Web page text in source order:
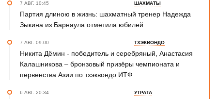
7 АВГ. 10:45 ШАХМАТЫ
Партия длиною в жизнь: шахматный тренер Надежда
Зыкина из Барнаула отметила юбилей
7 АВГ. 09:00 ТХЭКВОНДО
Никита Дёмин - победитель и серебряный, Анастасия
Калашникова – бронзовый призёры чемпионата и
первенства Азии по тхэквондо ИТФ
6 АВГ. 20:34 УТРАТА